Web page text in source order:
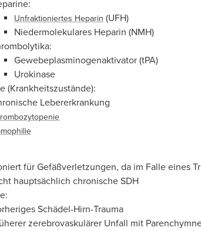
Unfraktioniertes Heparin (UFH)
Niedermolekulares Heparin (NMH)
Gewebeplasminogenaktivator (tPA)
Urokinase
(Krankheitszustände):
Lebererkrankung
für Gefäßverletzungen, da im Falle eines
hauptsächlich chronische SDH
Schädel-Hirn-Trauma
zerebrovaskulärer Unfall mit